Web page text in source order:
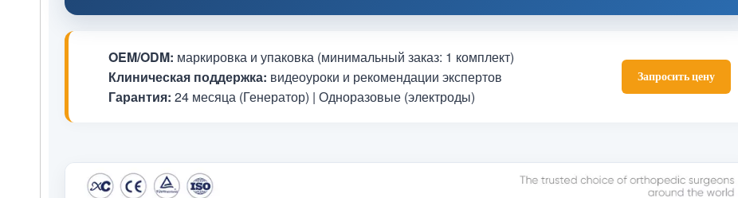
OEM/ODM: маркировка и упаковка (минимальный заказ: 1 комплект)
Клиническая поддержка: видеоуроки и рекомендации экспертов
Гарантия: 24 месяца (Генератор) | Одноразовые (электроды)
Запросить цену